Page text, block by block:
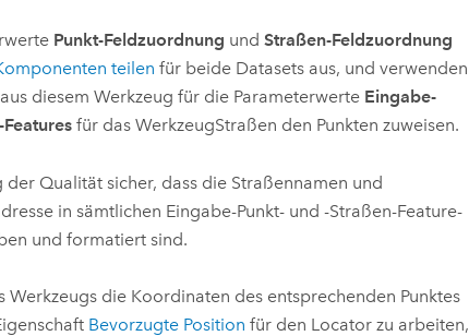
Punkt-Feldzuordnung und Straßen-Feldzuordnung
teilen für beide Datasets aus, und verwenden
diesem Werkzeug für die Parameterwerte Eingabe-
für das WerkzeugStraßen den Punkten zuweisen.
der Qualität sicher, dass die Straßennamen und
in sämtlichen Eingabe-Punkt- und -Straßen-Feature-
und formatiert sind.
Werkzeugs die Koordinaten des entsprechenden Punktes
Bevorzugte Position für den Locator zu arbeiten,